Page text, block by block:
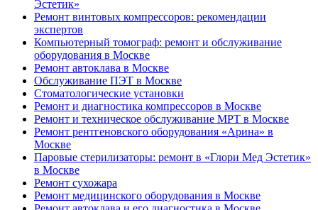
Эстетик»
Ремонт винтовых компрессоров: рекомендации
экспертов
Компьютерный томограф: ремонт и обслуживание
оборудования в Москве
Ремонт автоклава в Москве
Обслуживание ПЭТ в Москве
Стоматологические установки
Ремонт и диагностика компрессоров в Москве
Ремонт и техническое обслуживание МРТ в Москве
Ремонт рентгеновского оборудования «Арина» в
Москве
Паровые стерилизаторы: ремонт в «Глори Мед Эстетик»
в Москве
Ремонт сухожара
Ремонт медицинского оборудования в Москве